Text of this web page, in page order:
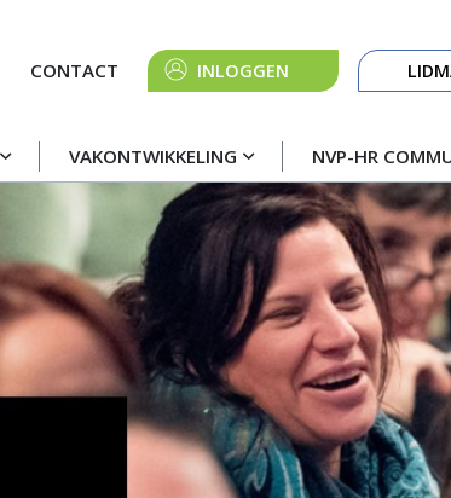
VAKONTWIKKELING NVP-HR
CONTACT INLOGGEN
Knop
navigatie